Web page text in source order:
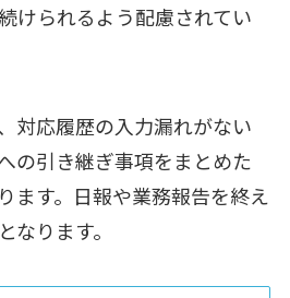
けられるよう配慮されてい
対応履歴の入力漏れがない
の引き継ぎ事項をまとめた
ます。日報や業務報告を終え
なります。